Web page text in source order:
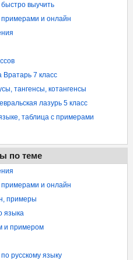
выучить
примерами и онлайн
Вратарь 7 класс
тангенсы, котангенсы
лазурь 5 класс
таблица с примерами
по теме
примерами и онлайн
примеры
языка
и примером
русскому языку